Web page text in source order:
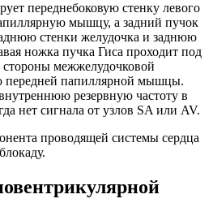
переднебоковую стенку левого
мышцу, а задний пучок
стенки желудочка и заднюю
ножка пучка Гиса проходит под
межжелудочковой
передней папиллярной мышцы.
резервную частоту в
нет сигнала от узлов SA или AV.
проводящей системы сердца